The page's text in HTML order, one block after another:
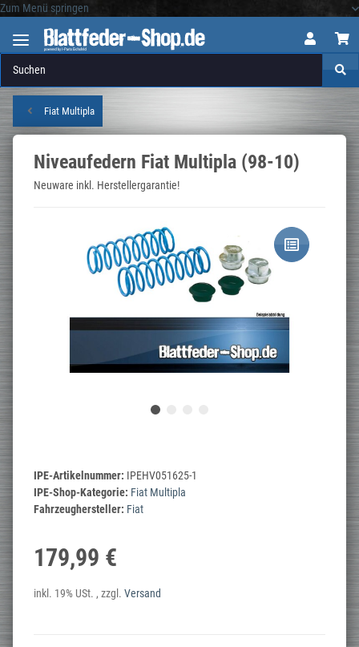
Zum Menü springen
Fiat Multipla
Niveaufedern Fiat Multipla (98-10)
Neuware inkl. Herstellergarantie!
IPE-Artikelnummer: IPEHV051625-1
IPE-Shop-Kategorie: Fiat Multipla
Fahrzeughersteller: Fiat
179,99 €
inkl. 19% USt. , zzgl. Versand